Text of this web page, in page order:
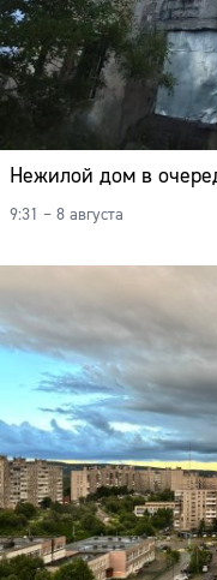
Нежилой дом в
9:31 – 8 августа